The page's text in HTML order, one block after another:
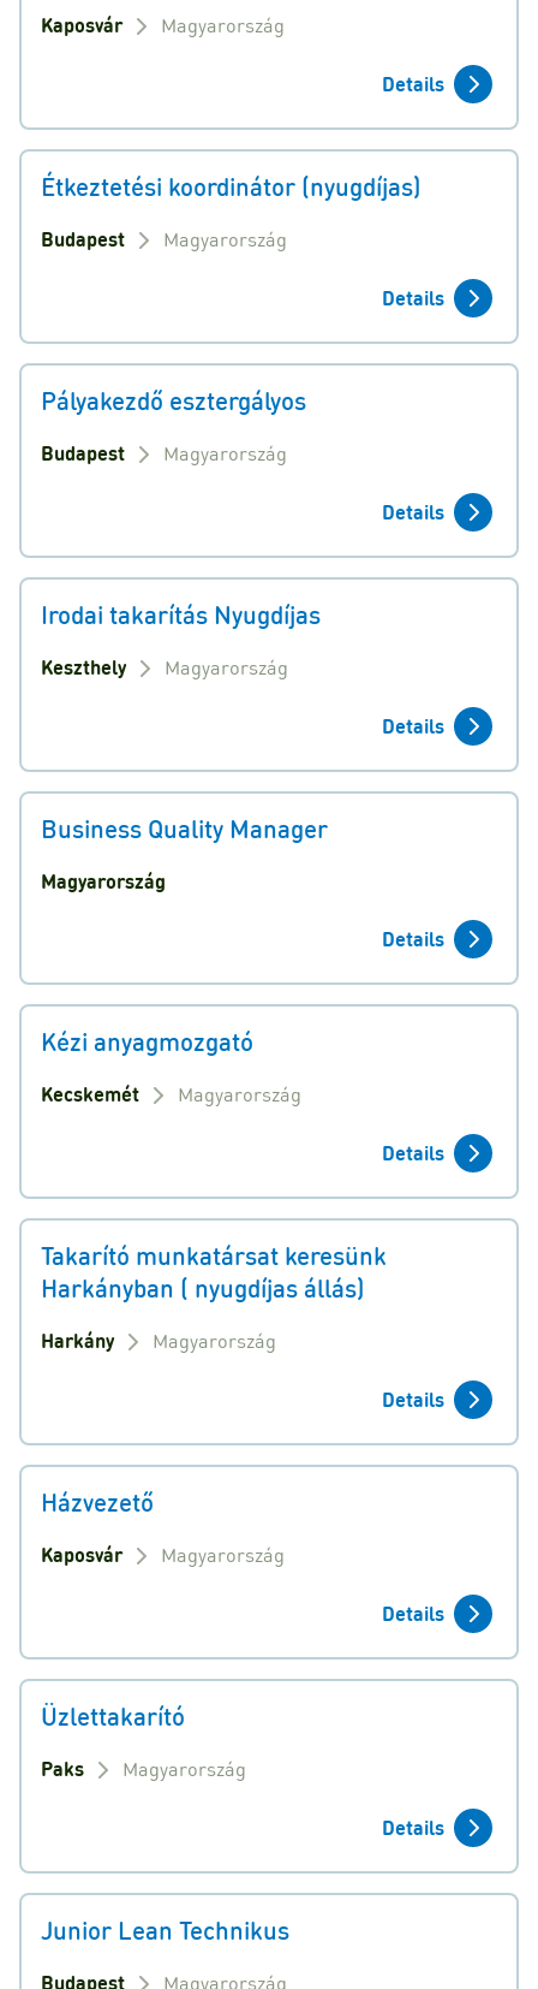
Kaposvár Magyarország
Details
Étkeztetési koordinátor (nyugdíjas)
Budapest Magyarország
Details
Pályakezdő esztergályos
Budapest Magyarország
Details
Irodai takarítás Nyugdíjas
Keszthely Magyarország
Details
Business Quality Manager
Magyarország
Details
Kézi anyagmozgató
Kecskemét Magyarország
Details
Takarító munkatársat keresünk
Harkányban ( nyugdíjas állás)
Harkány Magyarország
Details
Házvezető
Kaposvár Magyarország
Details
Üzlettakarító
Paks Magyarország
Details
Junior Lean Technikus
Budapest Magyarország